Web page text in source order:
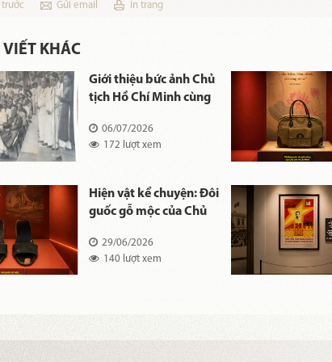
trước Gửi email in trang
VIẾT KHÁC
Giới thiệu bức ảnh Chủ
tịch Hồ Chí Minh cùng
Chính phủ Việt Nam
Dân chủ Cộng hòa tại lễ
11/10/1945.
06/07/2026
172 lượt xem
Hiện vật kể chuyện: Đôi
guốc gỗ mộc của Chủ
29/06/2026
140 lượt xem